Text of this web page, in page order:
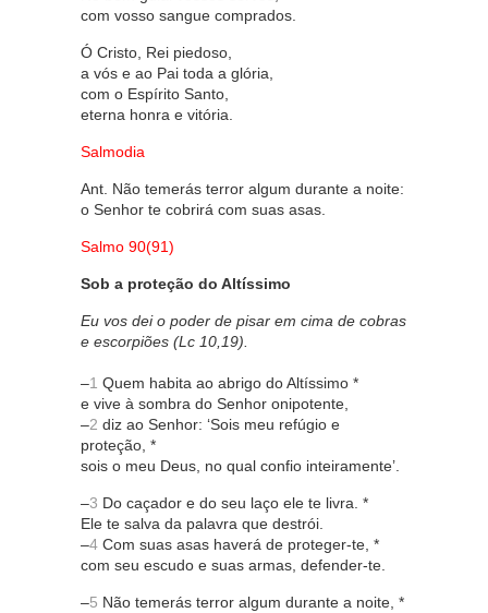
com vosso sangue comprados.
Ó Cristo, Rei piedoso,
a vós e ao Pai toda a glória,
com o Espírito Santo,
eterna honra e vitória.
Salmodia
Ant. Não temerás terror algum durante a noite:
o Senhor te cobrirá com suas asas.
Salmo 90(91)
Sob a proteção do Altíssimo
Eu vos dei o poder de pisar em cima de cobras
e escorpiões (Lc 10,19).
–1 Quem habita ao abrigo do Altíssimo *
e vive à sombra do Senhor onipotente,
–2 diz ao Senhor: ‘Sois meu refúgio e
proteção, *
sois o meu Deus, no qual confio inteiramente’.
–3 Do caçador e do seu laço ele te livra. *
Ele te salva da palavra que destrói.
–4 Com suas asas haverá de proteger-te, *
com seu escudo e suas armas, defender-te.
–5 Não temerás terror algum durante a noite, *